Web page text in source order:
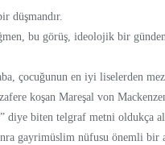
düşmandır.
bu görüş, ideolojik bir
çocuğunun en iyi liselerden
koşan Mareşal von
diye biten telgraf metni oldukça
gayrimüslim nüfusu önemli bir